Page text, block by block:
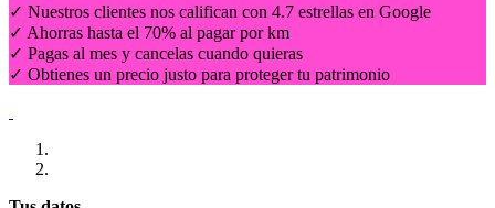
✓ Nuestros clientes nos califican con 4.7 estrellas en Google
✓ Ahorras hasta el 70% al pagar por km
✓ Pagas al mes y cancelas cuando quieras
✓ Obtienes un precio justo para proteger tu patrimonio